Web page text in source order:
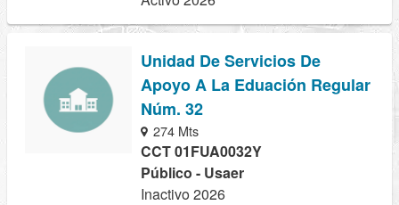
Unidad De Servicios De
Apoyo A La Eduación Regular
Núm. 32
274 Mts
CCT 01FUA0032Y
Público - Usaer
Inactivo 2026